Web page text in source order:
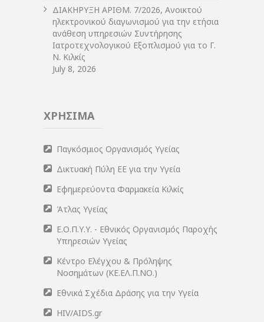
ΔIΑΚΗΡΥΞΗ ΑΡIΘΜ. 7/2026, Ανοικτού
ηλεκτρονικού διαγωνισμού για την ετήσια
ανάθεση υπηρεσιών Συντήρησης
Ιατροτεχνολογικού Εξοπλισμού για το Γ.
Ν. Κιλκίς
July 8, 2026
ΧΡΗΣΙΜΑ
Παγκόσμιος Οργανισμός Υγείας
Δικτυακή Πύλη ΕΕ για την Υγεία
Εφημερεύοντα Φαρμακεία Κιλκίς
Άτλας Υγείας
Ε.Ο.Π.Υ.Υ. - Εθνικός Οργανισμός Παροχής
Υπηρεσιών Υγείας
Κέντρο Ελέγχου & Πρόληψης
Νοσημάτων (ΚΕ.ΕΛ.Π.ΝΟ.)
Εθνικά Σχέδια Δράσης για την Υγεία
HIV/AIDS.gr